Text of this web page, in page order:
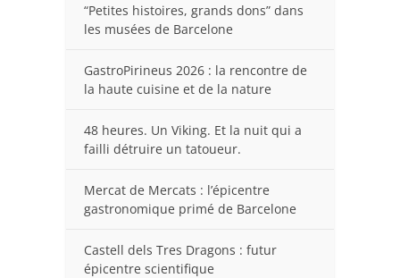
“Petites histoires, grands dons” dans
les musées de Barcelone
GastroPirineus 2026 : la rencontre de
la haute cuisine et de la nature
48 heures. Un Viking. Et la nuit qui a
failli détruire un tatoueur.
Mercat de Mercats : l’épicentre
gastronomique primé de Barcelone
Castell dels Tres Dragons : futur
épicentre scientifique